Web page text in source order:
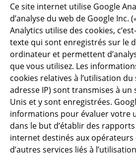
Ce site internet utilise Google
d’analyse du web de Google Inc.
Analytics utilise des cookies,
texte qui sont enregistrés sur le
ordinateur et permettent
que vous utilisez. Les
cookies relatives à l’utilisation
adresse IP) sont transmises à un
Unis et y sont enregistrées.
informations pour évaluer votre
dans le but d’établir des
internet destinés aux
d’autres services liés à